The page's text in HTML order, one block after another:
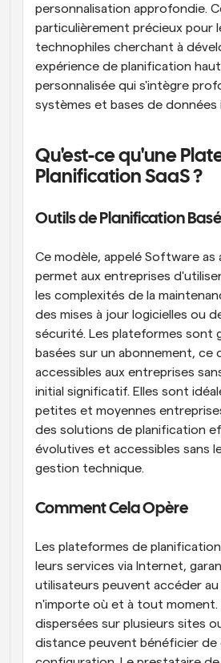
personnalisation approfondie.
particulièrement précieux pour
technophiles cherchant à
expérience de planification
personnalisée qui s'intègre
systèmes et bases de données
Qu'est-ce qu'une
Planification SaaS ?
Outils de Planification
Ce modèle, appelé Software as
permet aux entreprises
les complexités de la
des mises à jour logicielles ou
sécurité. Les plateformes sont
basées sur un abonnement, ce
accessibles aux entreprises
initial significatif. Elles sont
petites et moyennes
des solutions de planification
évolutives et accessibles sans
gestion technique.
Comment Cela Opère
Les plateformes de planification
leurs services via Internet,
utilisateurs peuvent accéder
n'importe où et à tout moment.
dispersées sur plusieurs sites
distance peuvent bénéficier